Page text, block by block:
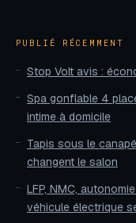
PUBLIÉ RÉCEMMENT
Stop Volt avis :
Spa gonflable 4
intime à domicile
Tapis sous le
changent le salon
LFP, NMC,
véhicule électrique